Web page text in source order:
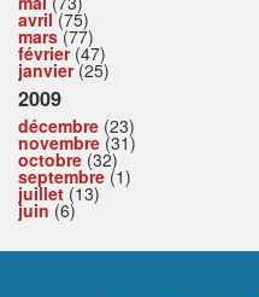
avril(75)
mars(77)
février(47)
janvier(25)
2009
décembre (23)
novembre (31)
octobre (32)
septembre (1)
juillet (13)
juin (6)